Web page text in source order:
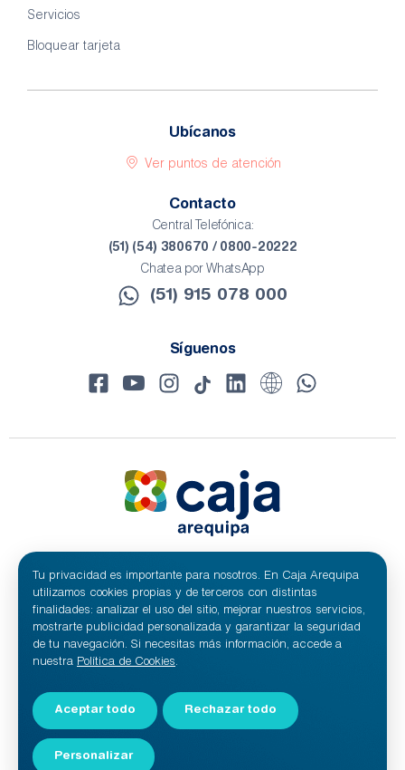
Servicios
Bloquear tarjeta
Ubícanos
Ver puntos de atención
Contacto
Central Telefónica:
(51) (54) 380670 / 0800-20222
Chatea por WhatsApp
(51) 915 078 000​
Síguenos
© 2024 Caja Arequipa - RUC 20100209641
Todos los derechos reservados.
Caja Municipal de Ahorro y Crédito de Arequipa S.A.
Tu privacidad es importante para nosotros. En Caja Arequipa
utilizamos cookies propias y de terceros con distintas
finalidades: analizar el uso del sitio, mejorar nuestros servicios,
mostrarte publicidad personalizada y garantizar la seguridad
de tu navegación. Si necesitas más información, accede a
nuestra Política de Cookies.
Aceptar todo Rechazar todo
Personalizar